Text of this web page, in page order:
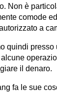
Non è
comode
a
quindi presso
il denaro.
fa le sue